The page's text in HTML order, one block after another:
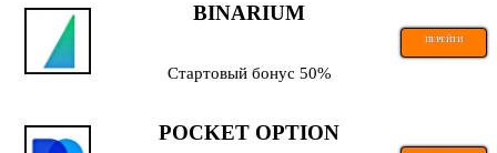
BINARIUM
ПЕРЕЙТИ
Стартовый бонус 50%
POCKET OPTION